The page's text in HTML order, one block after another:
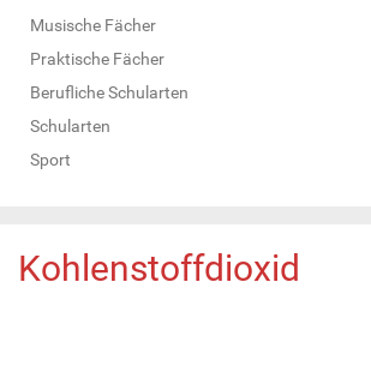
Musische Fächer
Praktische Fächer
Berufliche Schularten
Schularten
Sport
Kohlenstoffdioxid